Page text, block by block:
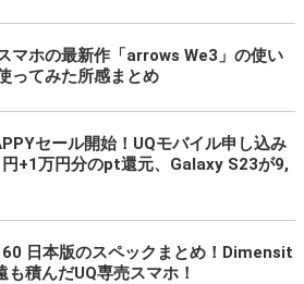
マホの最新作「arrows We3」の使い
ってみた所感まとめ
セール開始！UQモバイル申し込み
+1万円分のpt還元、Galaxy S23が9,
日本版のスペックまとめ！Dimensit
積んだUQ専売スマホ！